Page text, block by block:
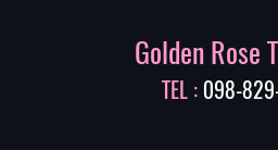
Golden Rose
TEL : 098-